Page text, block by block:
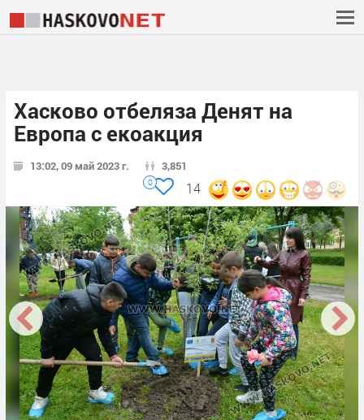
Хасково отбеляза Денят на
Европа с екоакция
13:02, 09 май 2023 г. 3,851
14
0